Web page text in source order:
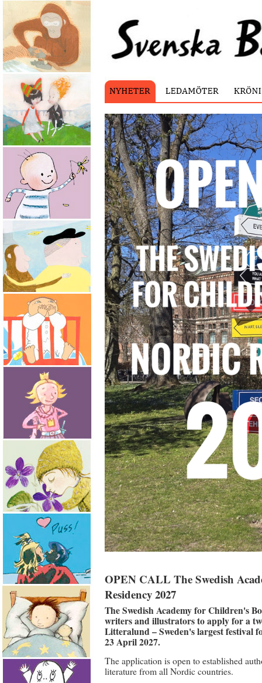
OPEN CALL The Swedish
Residency 2027
The Swedish Academy for Children's
writers and illustrators to apply for a
Litteralund – Sweden's largest
23 April 2027.
The application is open to established
literature from all Nordic countries.